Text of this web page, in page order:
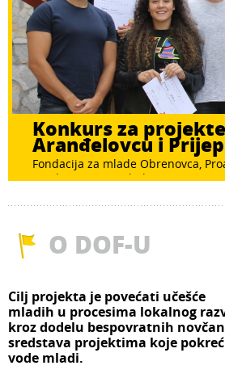
Konkurs za
Aranđelovcu i
Fondacija za mlade Obrenovca,
Fondacija "Ana i Vlade Divac" ...
odluka
i lokalna omladinska politika
O DOF-U
Cilj projekta je povećati učešće
mladih u procesima lokalnog
kroz dodelu bespovratnih
sredstava projektima koje
vode mladi.